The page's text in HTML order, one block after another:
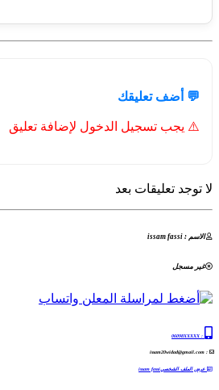
💬 أضف تعليقك
⚠️ يجب تسجيل الدخول لإضافة تعليق
لا توجد تعليقات بعد
الاسم : issam fassi
غير مسجل
:
06098XXXXX
: issam20widad@gmail.com
عرض الملف الشخصيissam fassi